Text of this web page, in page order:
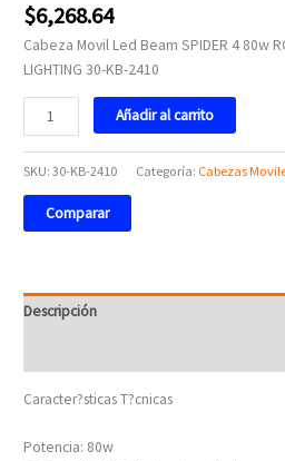
$6,268.64
Cabeza Movil Led Beam SPIDER 4 80w
LIGHTING 30-KB-2410
Añadir al carrito
SKU:30-KB-2410 Categoría: Cabezas
Comparar
Descripción
Caracter?sticas T?cnicas
Potencia: 80w